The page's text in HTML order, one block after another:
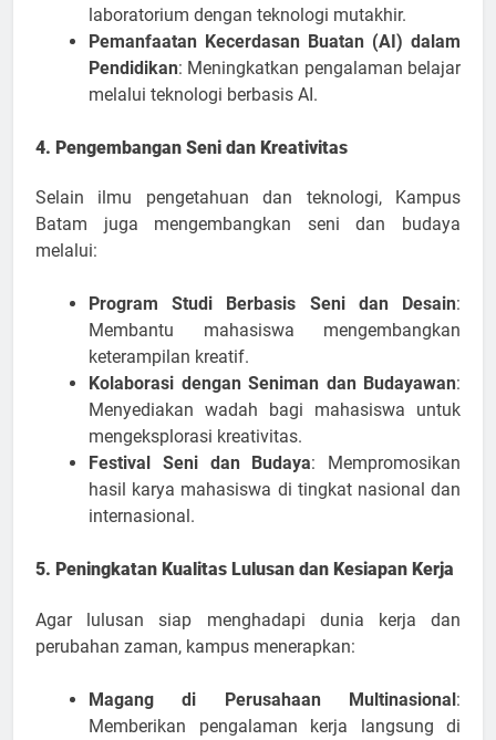
laboratorium dengan teknologi mutakhir.
Pemanfaatan Kecerdasan Buatan (AI) dalam
Pendidikan: Meningkatkan pengalaman belajar
melalui teknologi berbasis AI.
4. Pengembangan Seni dan Kreativitas
Selain ilmu pengetahuan dan teknologi, Kampus
Batam juga mengembangkan seni dan budaya
melalui:
Program Studi Berbasis Seni dan Desain:
Membantu mahasiswa mengembangkan
keterampilan kreatif.
Kolaborasi dengan Seniman dan Budayawan:
Menyediakan wadah bagi mahasiswa untuk
mengeksplorasi kreativitas.
Festival Seni dan Budaya: Mempromosikan
hasil karya mahasiswa di tingkat nasional dan
internasional.
5. Peningkatan Kualitas Lulusan dan Kesiapan Kerja
Agar lulusan siap menghadapi dunia kerja dan
perubahan zaman, kampus menerapkan:
Magang di Perusahaan Multinasional:
Memberikan pengalaman kerja langsung di